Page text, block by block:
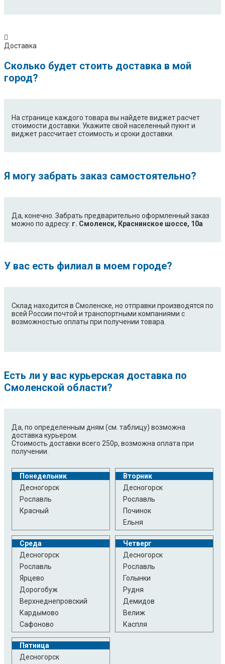
Доставка
Сколько будет стоить доставка в мой
город?
На странице каждого товара вы найдете виджет расчет
стоимости доставки. Укажите свой населенный пукнт и
виджет рассчитает стоимость и сроки доставки.
Я могу забрать заказ самостоятельно?
Да, конечно. Забрать предварительно оформленный заказ
можно по адресу: г. Смоленск, Краснинское шоссе, 10а
У вас есть филиал в моем городе?
Склад находится в Смоленске, но отправки производятся по
всей России почтой и транспортными компаниями с
возможностью оплаты при получении товара.
Есть ли у вас курьерская доставка по
Смоленской области?
Да, по определенным дням (см. таблицу) возможна
доставка курьером.
Стоимость доставки всего 250р, возможна оплата при
получении.
Понедельник
Десногорск
Рославль
Красный
Вторник
Десногорск
Рославль
Починок
Ельня
Среда
Десногорск
Рославль
Ярцево
Дорогобуж
Верхнеднепровский
Кардымово
Сафоново
Четверг
Десногорск
Рославль
Голынки
Рудня
Демидов
Велиж
Каспля
Пятница
Десногорск